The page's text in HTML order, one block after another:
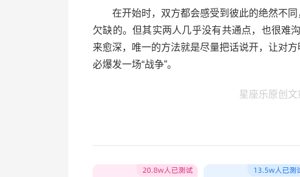
在开始时，双方都会感受到彼此的绝然不同
欠缺的。但其实两人几乎没有共通点，也很难
来愈深，唯一的方法就是尽量把话说开，让对
必爆发一场“战争”。
星座乐原创